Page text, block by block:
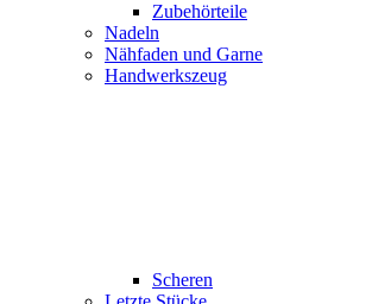
Zubehörteile
Nadeln
Nähfaden und Garne
Handwerkszeug
Scheren